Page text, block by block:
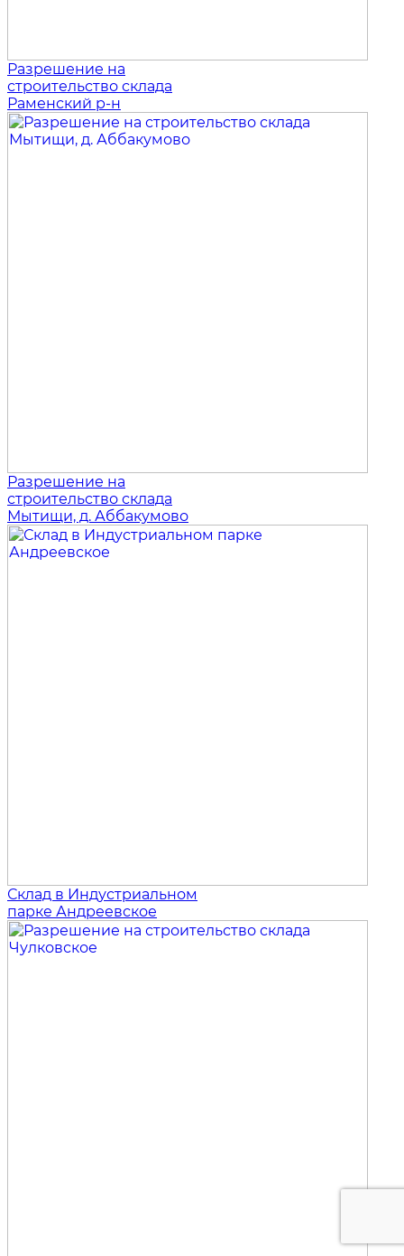
Разрешение на
строительство склада
Раменский р-н
Разрешение на
строительство склада
Мытищи, д. Аббакумово
Склад в Индустриальном
парке Андреевское